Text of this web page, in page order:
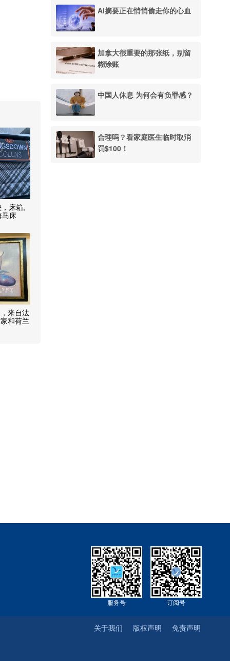
AI摘要正在悄悄偷走你的心血
加拿大很重要的那张纸，别留
糊涂账
中国人休息 为何会有负罪感？
合理吗？看家庭医生临时取消
罚$100！
床箱,
马床
来自法
和荷兰
订阅号
服务号
免责声明
版权声明
关于我们